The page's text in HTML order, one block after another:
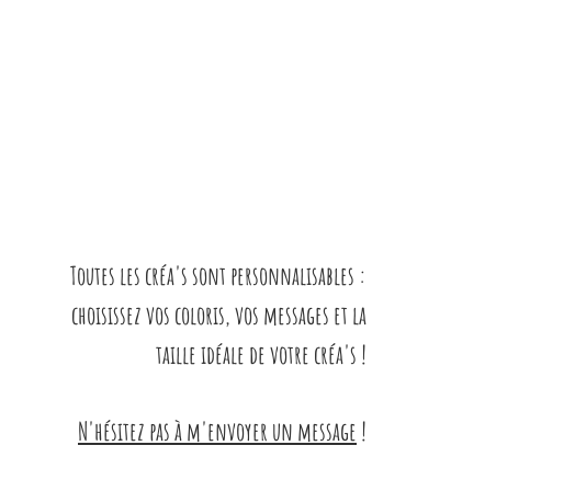
Toutes les créa's sont personnalisables :
choisissez vos coloris, vos messages et la
taille idéale de votre créa's !
N'hésitez pas à m'envoyer un message !